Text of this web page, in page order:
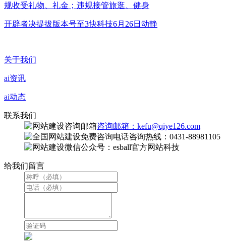
规收受礼物、礼金；违规接管旅逛、健身
开辟者决提拔版本号至3快科技6月26日动静
关于我们
ai资讯
ai动态
联系我们
咨询邮箱：kefu@qiye126.com
咨询热线：0431-88981105
微信公众号：esball官方网站科技
给我们留言